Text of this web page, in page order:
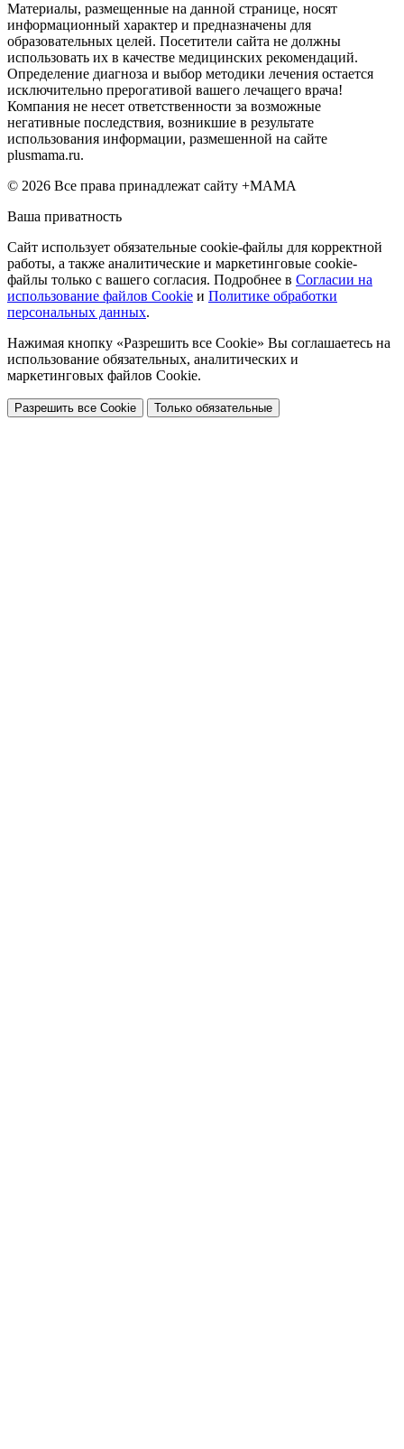
Материалы, размещенные на данной странице, носят
информационный характер и предназначены для
образовательных целей. Посетители сайта не должны
использовать их в качестве медицинских рекомендаций.
Определение диагноза и выбор методики лечения остается
исключительно прерогативой вашего лечащего врача!
Компания не несет ответственности за возможные
негативные последствия, возникшие в результате
использования информации, размешенной на сайте
plusmama.ru.
© 2026 Все права принадлежат сайту +МАМА
Ваша приватность
Сайт использует обязательные cookie-файлы для корректной
работы, а также аналитические и маркетинговые cookie-
файлы только с вашего согласия. Подробнее в Согласии на
использование файлов Cookie и Политике обработки
персональных данных.
Нажимая кнопку «Разрешить все Cookie» Вы соглашаетесь на
использование обязательных, аналитических и
маркетинговых файлов Cookie.
Разрешить все Cookie Только обязательные